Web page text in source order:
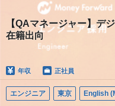
【QAマネージャー】デ
在籍出向
年収 正社員
エンジニア 東京